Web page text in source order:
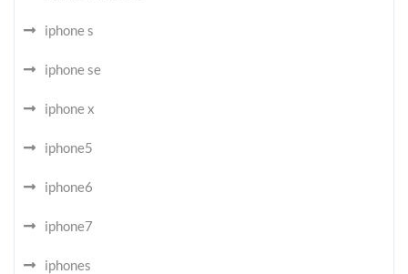
iphone s
iphone se
iphone x
iphone5
iphone6
iphone7
iphones